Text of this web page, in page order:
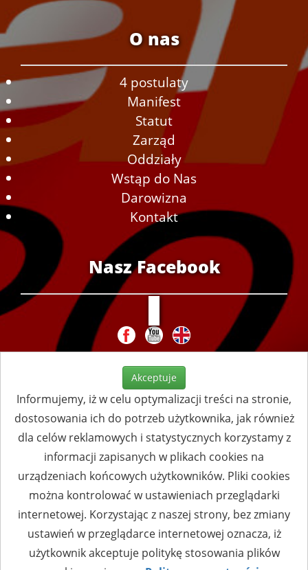
O nas
4 postulaty
Manifest
Statut
Zarząd
Oddziały
Wstąp do Nas
Darowizna
Kontakt
Nasz Facebook
Akceptuje
Informujemy, iż w celu optymalizacji treści na stronie,
dostosowania ich do potrzeb użytkownika, jak również
dla celów reklamowych i statystycznych korzystamy z
informacji zapisanych w plikach cookies na
urządzeniach końcowych użytkowników. Pliki cookies
można kontrolować w ustawieniach przeglądarki
internetowej. Korzystając z naszej strony, bez zmiany
ustawień w przeglądarce internetowej oznacza, iż
użytkownik akceptuje politykę stosowania plików